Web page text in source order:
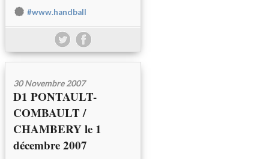
#www.handball
30 Novembre 2007
D1 PONTAULT-
COMBAULT /
CHAMBERY le 1
décembre 2007